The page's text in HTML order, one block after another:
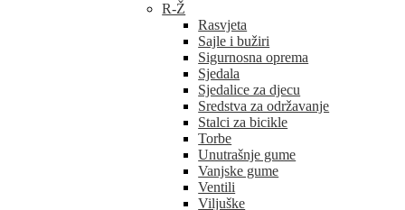
R-Ž
Rasvjeta
Sajle i bužiri
Sigurnosna oprema
Sjedala
Sjedalice za djecu
Sredstva za održavanje
Stalci za bicikle
Torbe
Unutrašnje gume
Vanjske gume
Ventili
Viljuške